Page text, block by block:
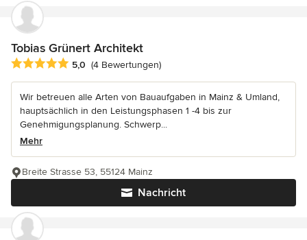
Tobias Grünert Architekt
Durchschnittliche Bewertung: 5 von 5 Sternen
5,0 (4 Bewertungen)
Wir betreuen alle Arten von Bauaufgaben in Mainz & Umland,
hauptsächlich in den Leistungsphasen 1 -4 bis zur
Genehmigungsplanung. Schwerp...
Mehr
Nachricht
Breite Strasse 53, 55124 Mainz